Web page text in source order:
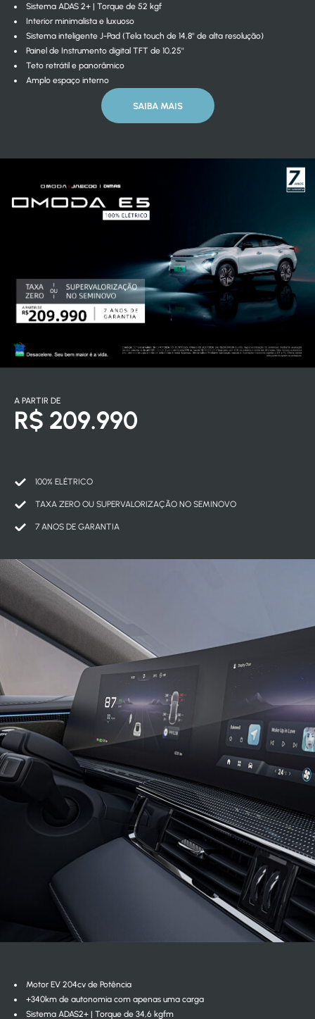
Sistema ADAS 2+ | Torque de 52 kgf
Interior minimalista e luxuoso
Sistema inteligente J-Pad (Tela touch de 14,8'' de alta resolução)
Painel de Instrumento digital TFT de 10,25''
Teto retrátil e panorâmico
Amplo espaço interno
SAIBA MAIS
A PARTIR DE
R$ 209.990
100% ELÉTRICO
TAXA ZERO OU SUPERVALORIZAÇÃO NO SEMINOVO
7 ANOS DE GARANTIA
Motor EV 204cv de Potência
+340km de autonomia com apenas uma carga
Sistema ADAS2+ | Torque de 34,6 kgfm